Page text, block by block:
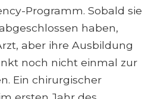
Programm. Sobald sie
haben,
aber ihre Ausbildung
noch nicht einmal zur
Ein chirurgischer